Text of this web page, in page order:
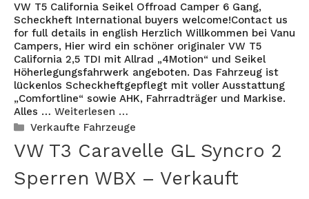
VW T5 California Seikel Offroad Camper 6 Gang,
Scheckheft International buyers welcome!Contact us
for full details in english Herzlich Willkommen bei Vanu
Campers, Hier wird ein schöner originaler VW T5
California 2,5 TDI mit Allrad „4Motion“ und Seikel
Höherlegungsfahrwerk angeboten. Das Fahrzeug ist
lückenlos Scheckheftgepflegt mit voller Ausstattung
„Comfortline“ sowie AHK, Fahrradträger und Markise.
Alles … Weiterlesen …
Kategorien
Verkaufte Fahrzeuge
VW T3 Caravelle GL Syncro 2
Sperren WBX – Verkauft